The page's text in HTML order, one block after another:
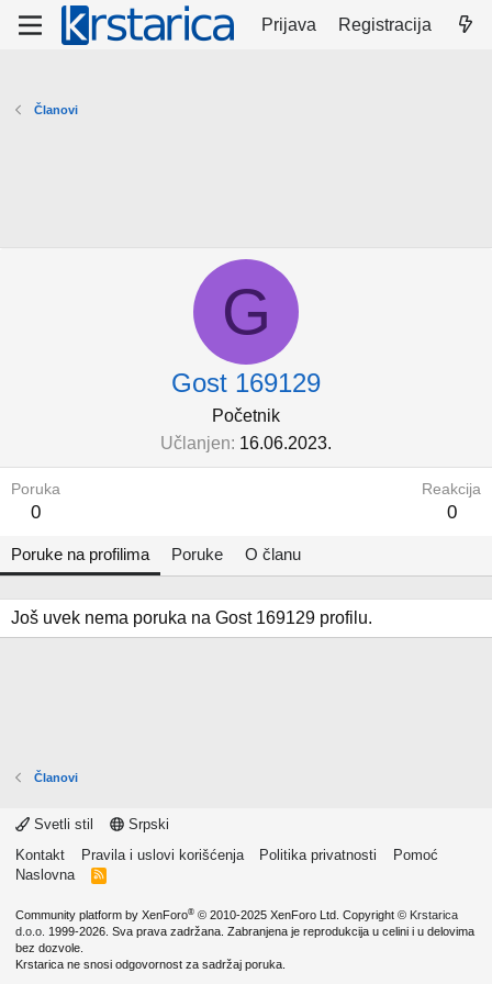
Prijava Registracija
Članovi
G
Gost 169129
Početnik
Učlanjen 16.06.2023.
Poruka
0
Reakcija
0
Poruke na profilima Poruke O članu
Još uvek nema poruka na Gost 169129 profilu.
Članovi
Svetli stil
Srpski
Kontakt
Pravila i uslovi korišćenja Politika privatnosti
Pomoć
Naslovna
R
Community platform by XenForo® © 2010-2025 XenForo Ltd. Copyright © Krstarica
d.o.o. 1999-2026. Sva prava zadržana. Zabranjena je reprodukcija u celini i u delovima
bez dozvole.
Krstarica ne snosi odgovornost za sadržaj poruka.